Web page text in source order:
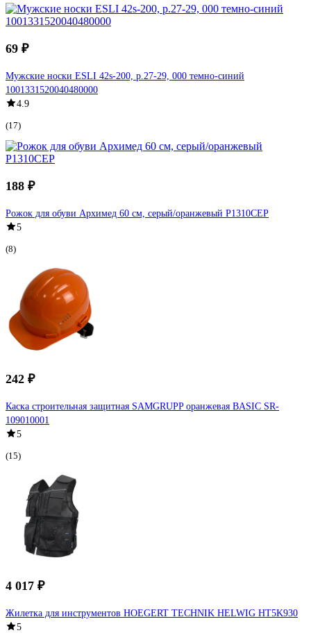
69 ₽
Мужские носки ESLI 42s-200, р.27-29, 000 темно-синий
1001331520040480000
4.9
(17)
188 ₽
Рожок для обуви Архимед 60 см, серый/оранжевый Р1310СЕР
5
(8)
242 ₽
Каска строительная защитная SAMGRUPP оранжевая BASIC SR-
109010001
5
(15)
4 017 ₽
Жилетка для инструментов HOEGERT TECHNIK HELWIG HT5K930
5